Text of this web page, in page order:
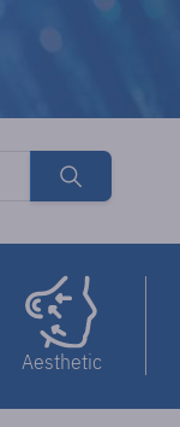
Aesthetic